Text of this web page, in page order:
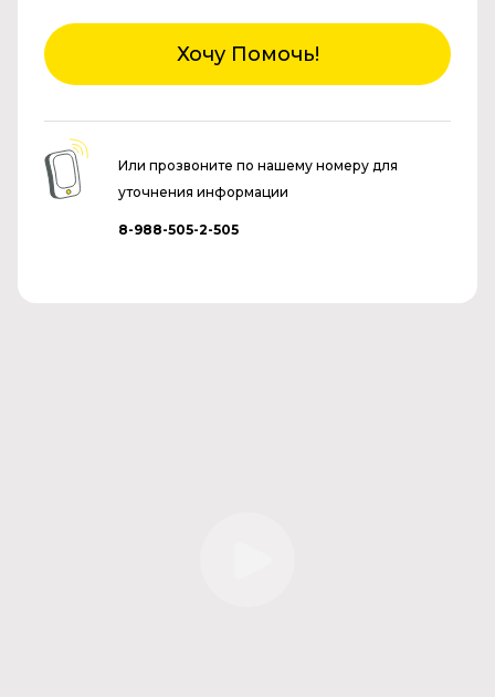
Хочу Помочь!
Или прозвоните по нашему номеру для
уточнения информации
8-988-505-2-505